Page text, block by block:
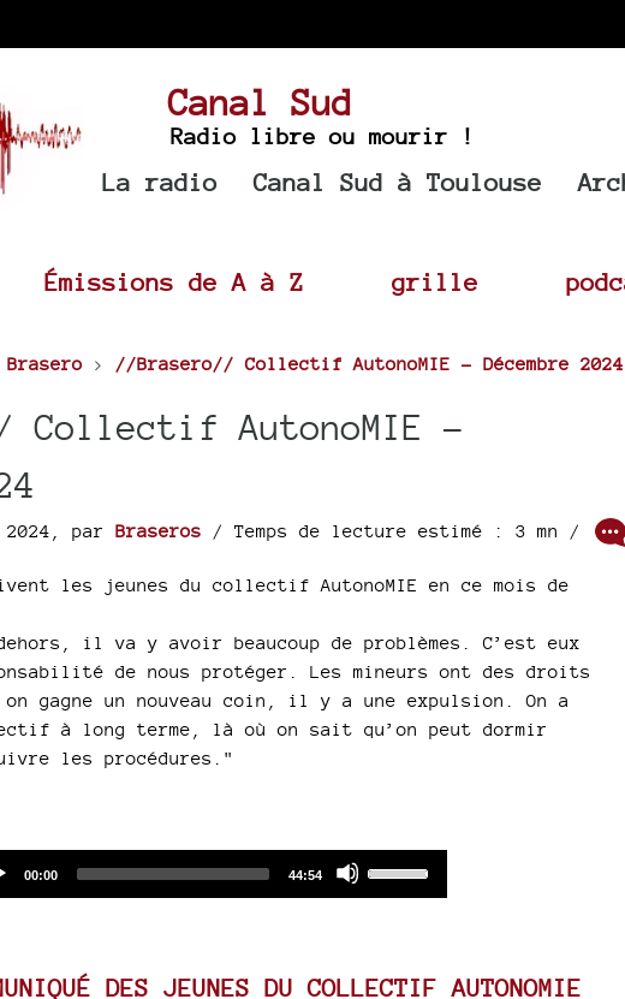
Canal Sud
Radio libre ou mourir !
La radio Canal Sud à Toulouse
Émissions de A à Z grille
Brasero > //Brasero// Collectif AutonoMIE - Décembre 2024
Collectif AutonoMIE -
par Braseros / Temps de lecture estimé : 3 mn /
les jeunes du collectif AutonoMIE en ce mois de
il va y avoir beaucoup de problèmes. C’est eux
de nous protéger. Les mineurs ont des droits
gagne un nouveau coin, il y a une expulsion. On a
à long terme, là où on sait qu’on peut dormir
les procédures."
Current
00:00
Total
44:54
to
DES JEUNES DU COLLECTIF AUTONOMIE